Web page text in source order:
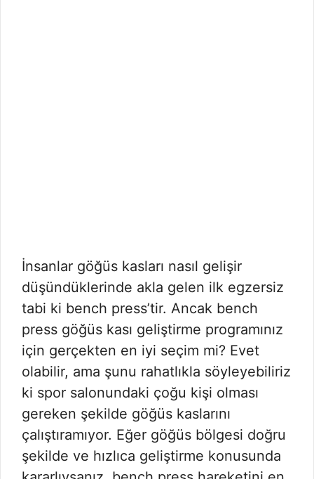
İnsanlar göğüs kasları nasıl gelişir
düşündüklerinde akla gelen ilk egzersiz
tabi ki bench press’tir. Ancak bench
press göğüs kası geliştirme programınız
için gerçekten en iyi seçim mi? Evet
olabilir, ama şunu rahatlıkla söyleyebiliriz
ki spor salonundaki çoğu kişi olması
gereken şekilde göğüs kaslarını
çalıştıramıyor. Eğer göğüs bölgesi doğru
şekilde ve hızlıca geliştirme konusunda